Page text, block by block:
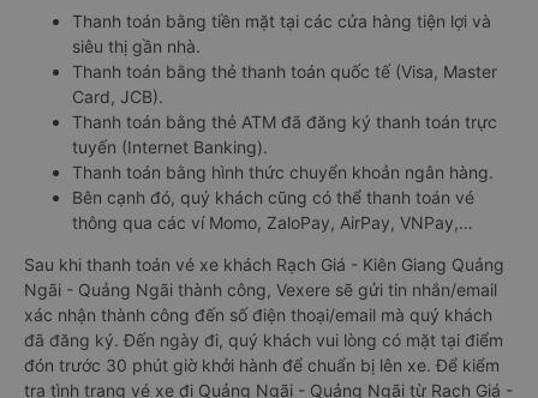
Thanh toán bằng tiền mặt tại các cửa hàng tiện lợi và
siêu thị gần nhà.
Thanh toán bằng thẻ thanh toán quốc tế (Visa, Master
Card, JCB).
Thanh toán bằng thẻ ATM đã đăng ký thanh toán trực
tuyến (Internet Banking).
Thanh toán bằng hình thức chuyển khoản ngân hàng.
Bên cạnh đó, quý khách cũng có thể thanh toán vé
thông qua các ví Momo, ZaloPay, AirPay, VNPay,…
Sau khi thanh toán vé xe khách Rạch Giá - Kiên Giang Quảng
Ngãi - Quảng Ngãi thành công, Vexere sẽ gửi tin nhắn/email
xác nhận thành công đến số điện thoại/email mà quý khách
đã đăng ký. Đến ngày đi, quý khách vui lòng có mặt tại điểm
đón trước 30 phút giờ khởi hành để chuẩn bị lên xe. Để kiểm
tra tình trạng vé xe đi Quảng Ngãi - Quảng Ngãi từ Rạch Giá -